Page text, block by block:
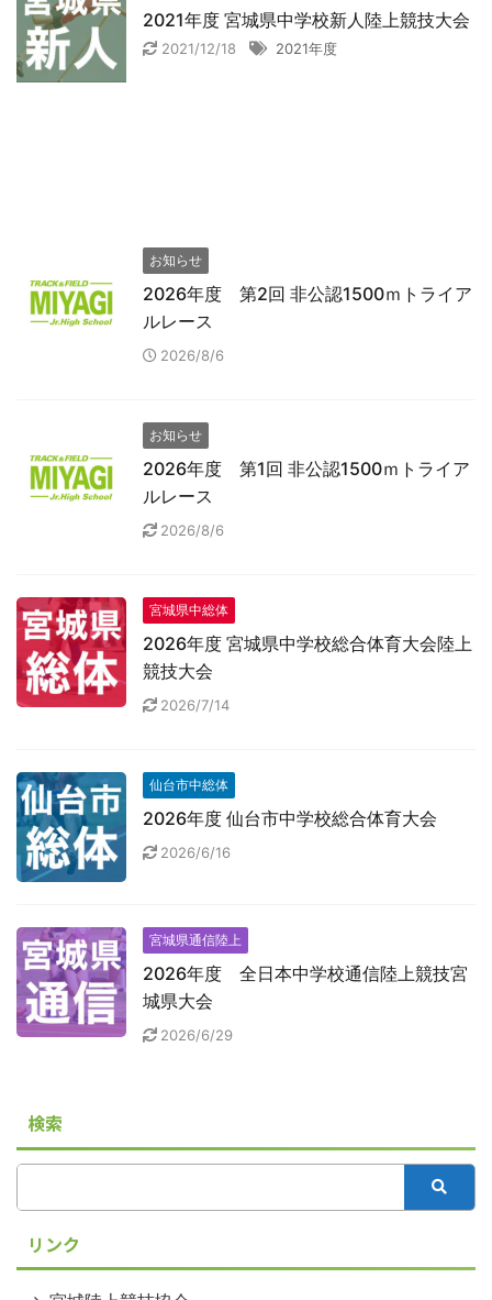
2021年度 宮城県中学校新人陸上競技大会
2021/12/18 2021年度
お知らせ
2026年度 第2回 非公認1500ｍトライア
ルレース
2026/8/6
お知らせ
2026年度 第1回 非公認1500ｍトライア
ルレース
2026/8/6
宮城県中総体
2026年度 宮城県中学校総合体育大会陸上
競技大会
2026/7/14
仙台市中総体
2026年度 仙台市中学校総合体育大会
2026/6/16
宮城県通信陸上
2026年度 全日本中学校通信陸上競技宮
城県大会
2026/6/29
検索
リンク